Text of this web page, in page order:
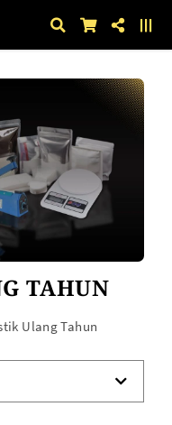
TAHUN
Ulang Tahun